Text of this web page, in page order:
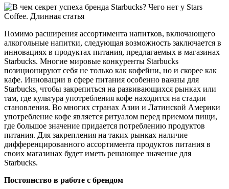
Помимо расширения ассортимента напитков, включающего
алкогольные напитки, следующая возможность заключается в
инновациях в продуктах питания, предлагаемых в магазинах
Starbucks. Многие мировые конкуренты Starbucks
позиционируют себя не только как кофейни, но и скорее как
кафе. Инновации в сфере питания особенно важны для
Starbucks, чтобы закрепиться на развивающихся рынках или
там, где культура употребления кофе находится на стадии
становления. Во многих странах Азии и Латинской Америки
употребление кофе является ритуалом перед приемом пищи,
где большое значение придается потреблению продуктов
питания. Для закрепления на таких рынках наличие
дифференцированного ассортимента продуктов питания в
своих магазинах будет иметь решающее значение для
Starbucks.
Постоянство в работе с брендом